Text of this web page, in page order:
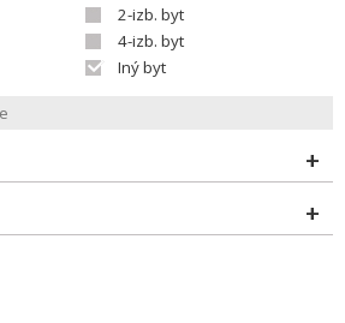
2-izb. byt
4-izb. byt
Iný byt